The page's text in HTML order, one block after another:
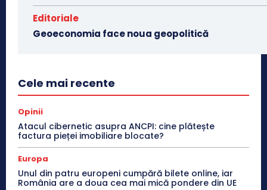
Editoriale
Geoeconomia face noua geopolitică
Cele mai recente
Opinii
Atacul cibernetic asupra ANCPI: cine plătește
factura pieței imobiliare blocate?
Europa
Unul din patru europeni cumpără bilete online, iar
România are a doua cea mai mică pondere din UE